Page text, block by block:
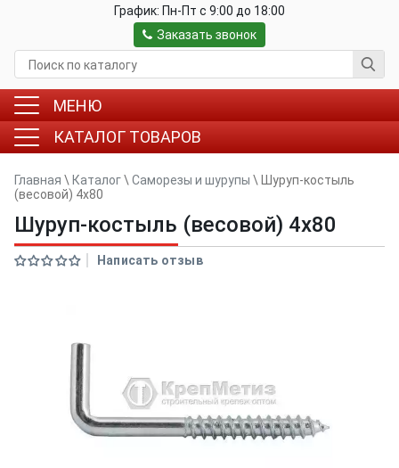
График: Пн-Пт c 9:00 до 18:00
Заказать звонок
МЕНЮ
КАТАЛОГ ТОВАРОВ
Главная \ Каталог\ Саморезы и шурупы \
Шуруп-костыль
(весовой) 4х80
Шуруп-костыль (весовой) 4х80
Написать отзыв